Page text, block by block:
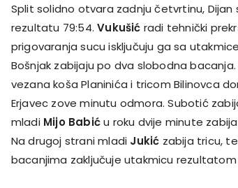
Split solidno otvara zadnju četvrtinu,
rezultatu 79:54.Vukušić radi tehnički
prigovaranja sucu isključuju ga sa
Bošnjak zabijaju po dva slobodna
vezana koša Planinića i tricom Bilinovca
Erjavec zove minutu odmora. Subotić
mladi Mijo Babiću roku dvije minute
Na drugoj strani mladi Jukić zabija tricu,
bacanjima zaključuje utakmicu rezultatom